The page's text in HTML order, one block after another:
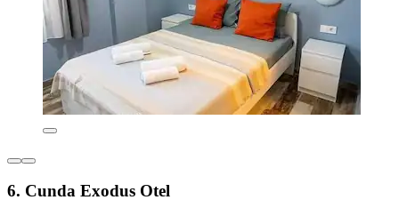
6. Cunda Exodus Otel